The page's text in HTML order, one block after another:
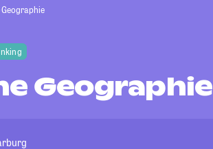
Geographie
Geographie